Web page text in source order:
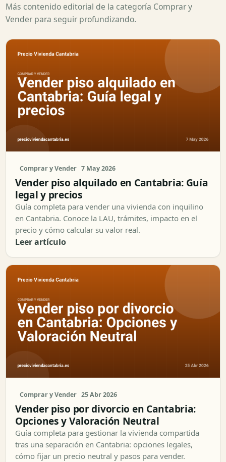
Más contenido editorial de la categoría Comprar y
Vender para seguir profundizando.
Comprar y Vender 7 May 2026
Vender piso alquilado en Cantabria: Guía
legal y precios
Guía completa para vender una vivienda con inquilino
en Cantabria. Conoce la LAU, trámites, impacto en el
precio y cómo calcular su valor real.
Leer artículo
Comprar y Vender 25 Abr 2026
Vender piso por divorcio en Cantabria:
Opciones y Valoración Neutral
Guía completa para gestionar la vivienda compartida
tras una separación en Cantabria: opciones legales,
cómo fijar un precio neutral y pasos para vender.